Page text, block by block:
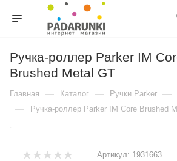
Ручка-роллер Parker IM
Brushed Metal GT
Главная — Каталог — Ручки Parker —
— Ручка-роллер Parker IM Core Brushed
Артикул: 1931663